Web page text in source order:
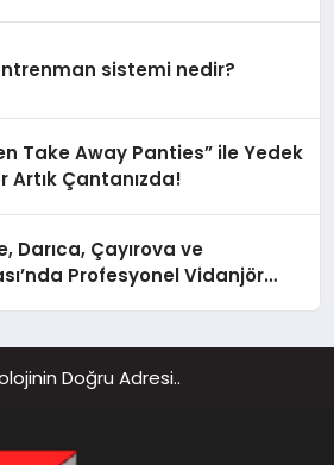
sistemi nedir?
Take Away Panties” ile Yedek
Artık Çantanızda!
Darıca, Çayırova ve
Profesyonel Vidanjör
Doğru Adresi..